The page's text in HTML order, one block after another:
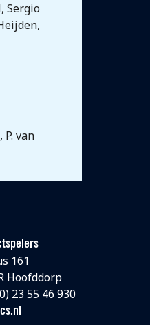
Sergio
van
161
Hoofddorp
23 55 46 930